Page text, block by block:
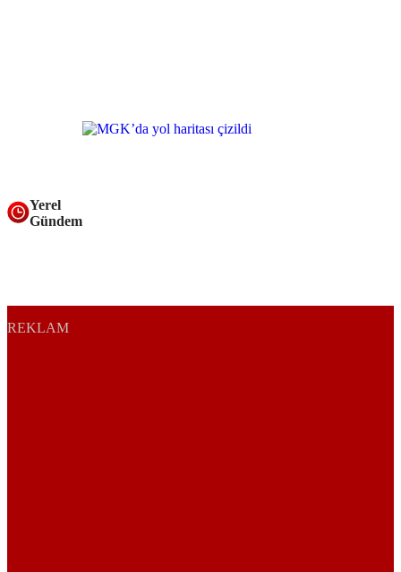
Yerel
Gündem
REKLAM